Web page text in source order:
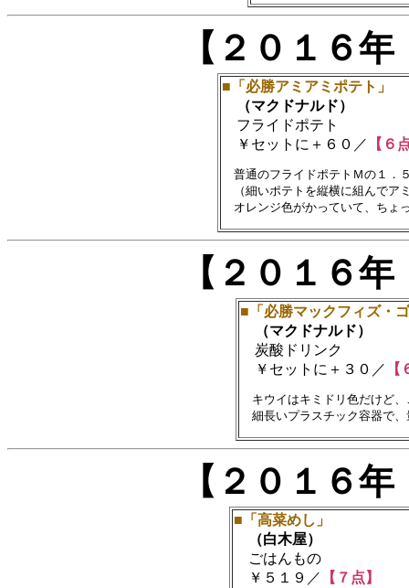
【２０１６
■「必勝アミアミポテト」
（マクドナルド）
フライドポテト
￥セットに＋６０／
【６
普通のフライドポテトＭの１．
（細いポテトを縦横に組んでア
【２０１６
■「必勝マックフィズ・
（マクドナルド）
炭酸ドリンク
￥セットに＋３０／ 【
キウイはキミドリ色だけど
【２０１６
■「高菜めし」
（白木屋）
ごはんもの
￥５１９／
【７点】